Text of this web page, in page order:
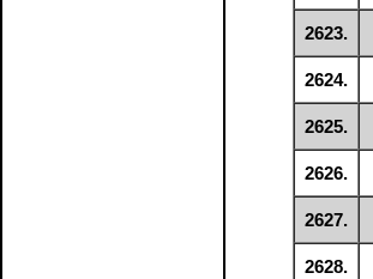
2623.
2624.
2625.
2626.
2627.
2628.